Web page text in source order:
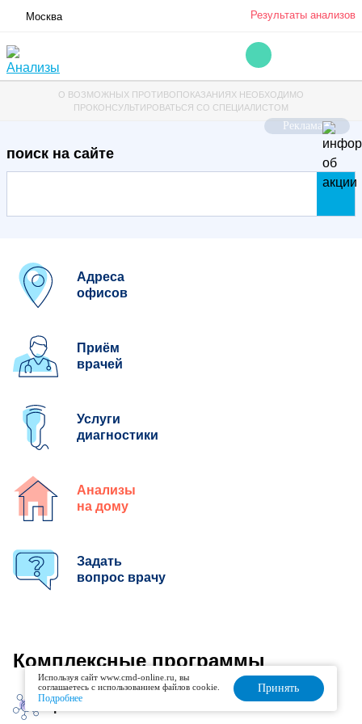
Москва Результаты анализов
Реклама
О ВОЗМОЖНЫХ ПРОТИВОПОКАЗАНИЯХ НЕОБХОДИМО
ПРОКОНСУЛЬТИРОВАТЬСЯ СО СПЕЦИАЛИСТОМ
поиск на сайте
Адреса
офисов
Приём
врачей
Услуги
диагностики
Анализы
на дому
Задать
вопрос врачу
Комплексные программы
Гормоны
Используя сайт www.cmd-online.ru, вы
соглашаетесь с использованием файлов cookie.
Подробнее
Принять